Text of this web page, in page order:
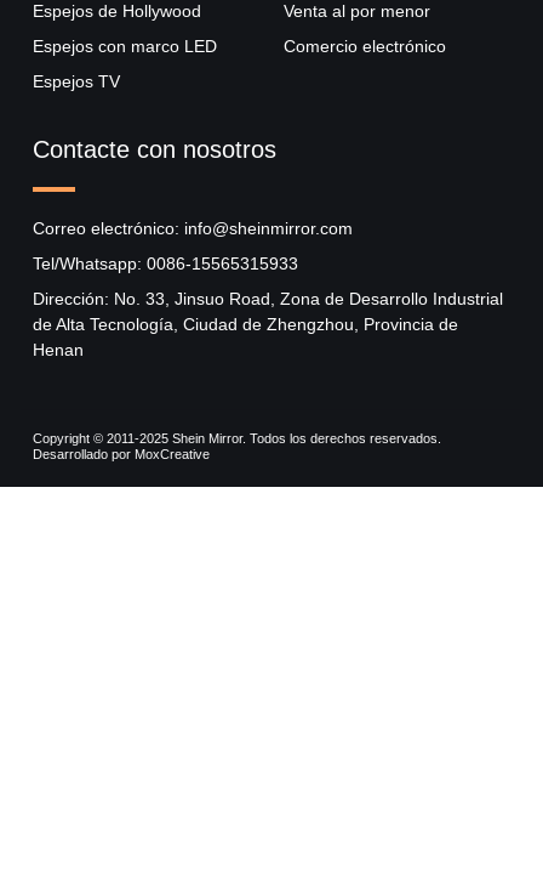
Espejos de Hollywood
Espejos con marco LED
Espejos TV
Venta al por menor
Comercio electrónico
Contacte con nosotros
Correo electrónico: info@sheinmirror.com
Tel/Whatsapp: 0086-15565315933
Dirección: No. 33, Jinsuo Road, Zona de Desarrollo Industrial
de Alta Tecnología, Ciudad de Zhengzhou, Provincia de
Henan
Copyright © 2011-2025 Shein Mirror. Todos los derechos reservados.
Desarrollado por MoxCreative